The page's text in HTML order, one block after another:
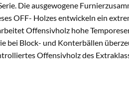
Die ausgewogene
OFF- Holzes entwickeln ein
Offensivholz hohe
bei Block- und Konterbällen
Offensivholz des